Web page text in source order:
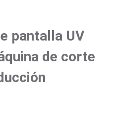
pantalla UV
de corte